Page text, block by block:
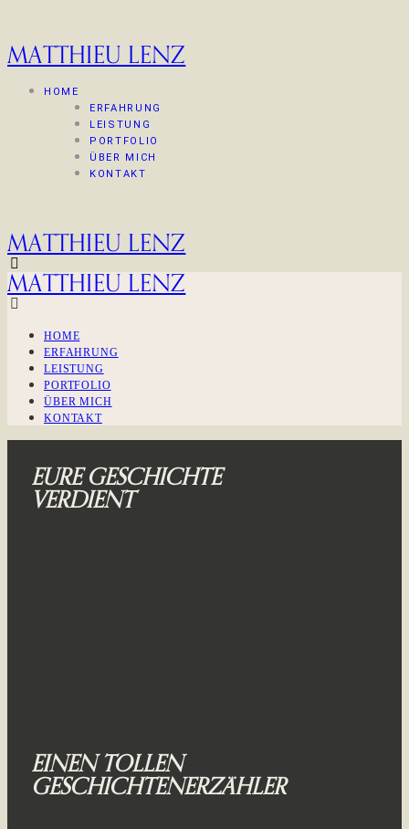
MATTHIEU LENZ
HOME
ERFAHRUNG
LEISTUNG
PORTFOLIO
ÜBER MICH
KONTAKT
MATTHIEU LENZ
MATTHIEU LENZ
HOME
ERFAHRUNG
LEISTUNG
PORTFOLIO
ÜBER MICH
KONTAKT
EURE GESCHICHTE
VERDIENT
EINEN TOLLEN
GESCHICHTENERZÄHLER